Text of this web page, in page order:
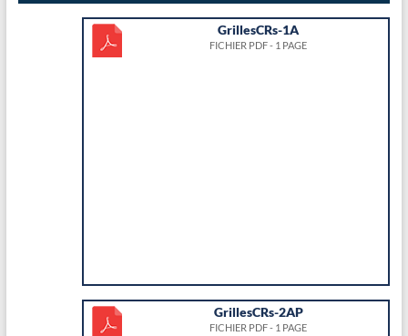
GrillesCRs-1A
FICHIER PDF - 1 PAGE
GrillesCRs-2AP
FICHIER PDF - 1 PAGE